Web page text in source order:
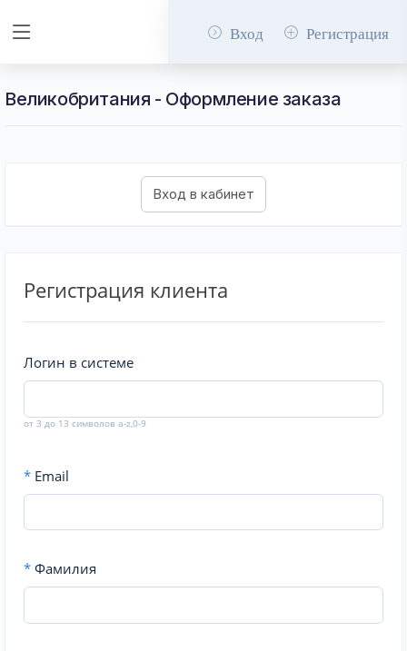
Вход Регистрация
Великобритания - Оформление заказа
Регистрация клиента
Логин в системе
от 3 до 13 символов a-z,0-9
* Email
* Фамилия